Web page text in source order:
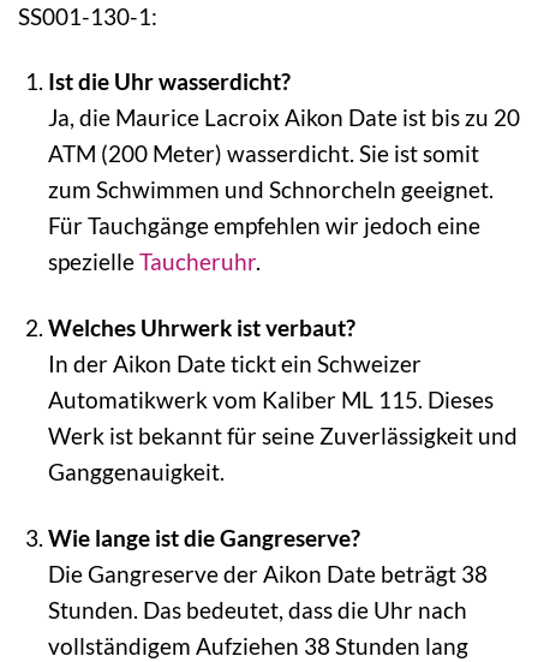
SS001-130-1:
Ist die Uhr wasserdicht?
Ja, die Maurice Lacroix Aikon Date ist bis zu 20
ATM (200 Meter) wasserdicht. Sie ist somit
zum Schwimmen und Schnorcheln geeignet.
Für Tauchgänge empfehlen wir jedoch eine
spezielleTaucheruhr.
Welches Uhrwerk ist verbaut?
In der Aikon Date tickt ein Schweizer
Automatikwerk vom Kaliber ML 115. Dieses
Werk ist bekannt für seine Zuverlässigkeit und
Ganggenauigkeit.
Wie lange ist die Gangreserve?
Die Gangreserve der Aikon Date beträgt 38
Stunden. Das bedeutet, dass die Uhr nach
vollständigem Aufziehen 38 Stunden lang